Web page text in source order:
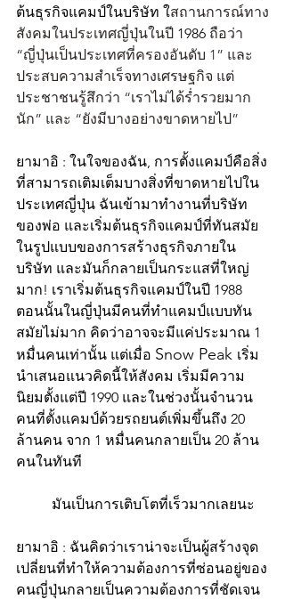
ต้นธุรกิจแคมป์ในบริษัท ใสถานการณ์ทาง
สังคมในประเทศญี่ปุ่นในปี 1986 ถือว่า
“ญี่ปุ่นเป็นประเทศที่ครองอันดับ 1” และ
ประสบความสำเร็จทางเศรษฐกิจ แต่
ประชาชนรู้สึกว่า “เราไม่ได้ร่ำรวยมาก
นัก” และ “ยังมีบางอย่างขาดหายไป”
ยามาอิ : ในใจของฉัน, การตั้งแคมป์คือสิ่ง
ที่สามารถเติมเต็มบางสิ่งที่ขาดหายไปใน
ประเทศญี่ปุ่น ฉันเข้ามาทำงานที่บริษัท
ของพ่อ และเริ่มต้นธุรกิจแคมป์ที่ทันสมัย
ในรูปแบบของการสร้างธุรกิจภายใน
บริษัท และมันก็กลายเป็นกระแสที่ใหญ่
มาก! เราเริ่มต้นธุรกิจแคมป์ในปี 1988
ตอนนั้นในญี่ปุ่นมีคนที่ทำแคมป์แบบทัน
สมัยไม่มาก คิดว่าอาจจะมีแค่ประมาณ 1
หมื่นคนเท่านั้น แต่เมื่อ Snow Peak เริ่ม
นำเสนอแนวคิดนี้ให้สังคม เริ่มมีความ
นิยมตั้งแต่ปี 1990 และในช่วงนั้นจำนวน
คนที่ตั้งแคมป์ด้วยรถยนต์เพิ่มขึ้นถึง 20
ล้านคน จาก 1 หมื่นคนกลายเป็น 20 ล้าน
คนในทันที
          มันเป็นการเติบโตที่เร็วมากเลยนะ
ยามาอิ : ฉันคิดว่าเราน่าจะเป็นผู้สร้างจุด
เปลี่ยนที่ทำให้ความต้องการที่ซ่อนอยู่ของ
คนญี่ปุ่นกลายเป็นความต้องการที่ชัดเจน